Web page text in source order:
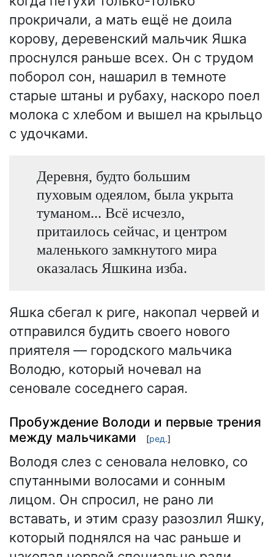
прокричали, а мать ещё не доила
корову, деревенский мальчик Яшка
проснулся раньше всех. Он с трудом
поборол сон, нашарил в темноте
старые штаны и рубаху, наскоро поел
молока с хлебом и вышел на крыльцо
с удочками.
Деревня, будто большим
пуховым одеялом, была укрыта
туманом... Всё исчезло,
притаилось сейчас, и центром
маленького замкнутого мира
оказалась Яшкина изба.
Яшка сбегал к риге, накопал червей и
отправился будить своего нового
приятеля — городского мальчика
Володю, который ночевал на
сеновале соседнего сарая.
Пробуждение Володи и первые трения
между мальчиками
[ред.]
Володя слез с сеновала неловко, со
спутанными волосами и сонным
лицом. Он спросил, не рано ли
вставать, и этим сразу разозлил Яшку,
который поднялся на час раньше и